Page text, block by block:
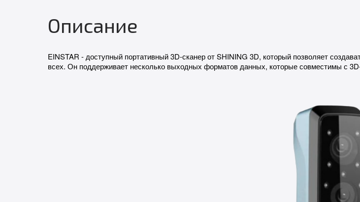
Описание
EINSTAR - доступный портативный 3D-сканер от SHINING 3D, который позволяет
всех. Он поддерживает несколько выходных форматов данных, которые совместимы с